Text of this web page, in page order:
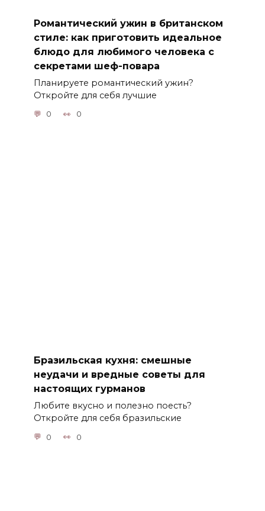
Романтический ужин в британском
стиле: как приготовить идеальное
блюдо для любимого человека с
секретами шеф-повара
Планируете романтический ужин?
Откройте для себя лучшие
0 0
Бразильская кухня: смешные
неудачи и вредные советы для
настоящих гурманов
Любите вкусно и полезно поесть?
Откройте для себя бразильские
0 0